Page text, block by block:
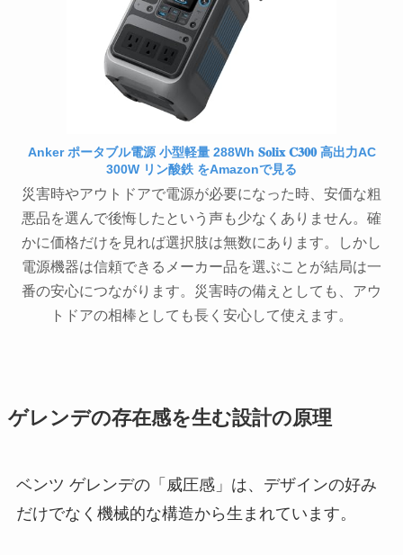
Anker ポータブル電源 小型軽量 288Wh 𝐒𝐨𝐥𝐢𝐱 𝐂𝟑𝟎𝟎 高出力AC
300W リン酸鉄 をAmazonで見る
災害時やアウトドアで電源が必要になった時、安価な粗
悪品を選んで後悔したという声も少なくありません。確
かに価格だけを見れば選択肢は無数にあります。しかし
電源機器は信頼できるメーカー品を選ぶことが結局は一
番の安心につながります。災害時の備えとしても、アウ
トドアの相棒としても長く安心して使えます。
ゲレンデの存在感を生む設計の原理
ベンツ ゲレンデの「威圧感」は、デザインの好み
だけでなく機械的な構造から生まれています。